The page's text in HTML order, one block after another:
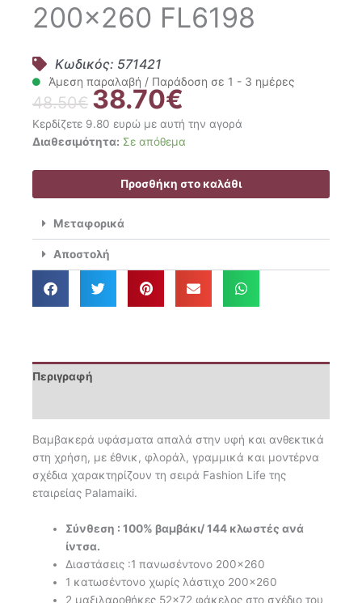
200×260 FL6198
Κωδικός: 571421
Άμεση παραλαβή / Παράδοση σε 1 - 3 ημέρες
48.50€ Original
price
was:
48.50€.
38.70€
τρέχουσα
τιμή
είναι:
38.70€.
Κερδίζετε 9.80 ευρώ με αυτή την αγορά
Διαθεσιμότητα: Σε απόθεμα
Palamaiki
Διπλά
FL6198
ποσότητα
Προσθήκη στο καλάθι
Μεταφορικά
Αποστολή
Περιγραφή
Βαμβακερά υφάσματα απαλά στην υφή και ανθεκτικά
στη χρήση, με έθνικ, φλοράλ, γραμμικά και μοντέρνα
σχέδια χαρακτηρίζουν τη σειρά Fashion Life της
εταιρείας Palamaiki.
Σύνθεση : 100% βαμβάκι/ 144 κλωστές ανά
ίντσα.
Διαστάσεις :1 πανωσέντονο 200×260
1 κατωσέντονο χωρίς λάστιχο 200×260
2 μαξιλαροθήκες 52×72 φάκελος στο σχέδιο του